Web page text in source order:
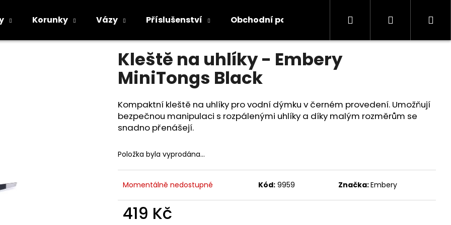
Korunky Vázy Příslušenství Obchodní podmínky Kontakty Informace
Hledat Přihlášení
hodnocení
produktu
je
0,0
hvězdiček.
Kleště na uhlíky - Embery
MiniTongs Black
Kompaktní kleště na uhlíky pro vodní dýmku v černém provedení. Umožňují
bezpečnou manipulaci s rozpálenými uhlíky a díky malým rozměrům se
snadno přenášejí.
Položka byla vyprodána…
Momentálně nedostupné Kód: 9959 Značka:Embery
419 Kč
Co potřebujete najít?